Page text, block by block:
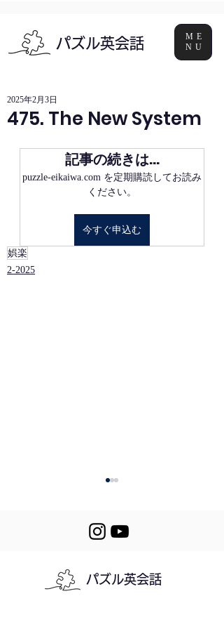
パズル英会話
ME
NU
475. The New System
2025年2月3日
記事の続きは…
puzzle-eikaiwa.com を定期購読してお読み
ください。
今すぐ申込む
娯楽
2-2025
482. Staying
パズル英会話